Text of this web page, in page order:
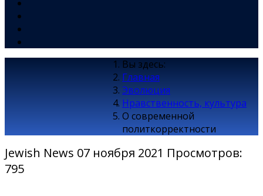
Вы здесь:
Главная
Эволюция
Нравственность, культура
О современной
политкорректности
Jewish News 07 ноября 2021 Просмотров:
795